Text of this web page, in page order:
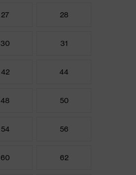
27 28
30 31
42 44
48 50
54 56
60 62